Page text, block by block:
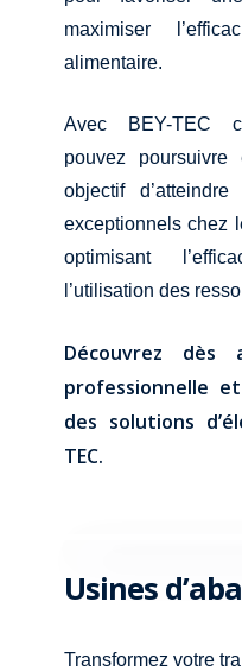
maximiser
alimentaire.
Avec BEY-TEC
pouvez
objectif
exceptionnels chez
optimisant
l’utilisation des
Découvrez dès
professionnelle
des solutions
TEC.
Usines
Transformez votre